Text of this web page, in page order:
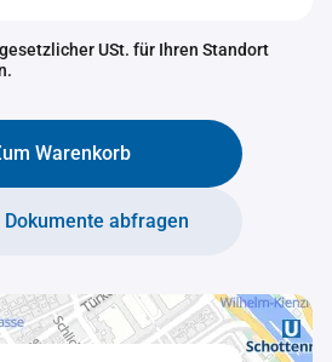
USt. für Ihren Standort
Warenkorb
abfragen